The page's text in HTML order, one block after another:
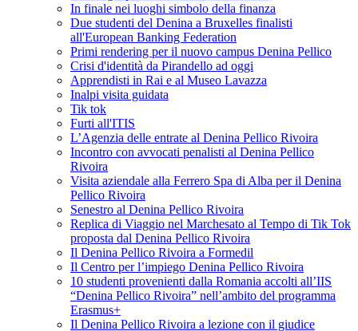
In finale nei luoghi simbolo della finanza
Due studenti del Denina a Bruxelles finalisti
all'European Banking Federation
Primi rendering per il nuovo campus Denina Pellico
Crisi d'identità da Pirandello ad oggi
Apprendisti in Rai e al Museo Lavazza
Inalpi visita guidata
Tik tok
Furti all'ITIS
L’Agenzia delle entrate al Denina Pellico Rivoira
Incontro con avvocati penalisti al Denina Pellico
Rivoira
Visita aziendale alla Ferrero Spa di Alba per il Denina
Pellico Rivoira
Senestro al Denina Pellico Rivoira
Replica di Viaggio nel Marchesato al Tempo di Tik Tok
proposta dal Denina Pellico Rivoira
Il Denina Pellico Rivoira a Formedil
Il Centro per l’impiego Denina Pellico Rivoira
10 studenti provenienti dalla Romania accolti all’IIS
“Denina Pellico Rivoira” nell’ambito del programma
Erasmus+
Il Denina Pellico Rivoira a lezione con il giudice